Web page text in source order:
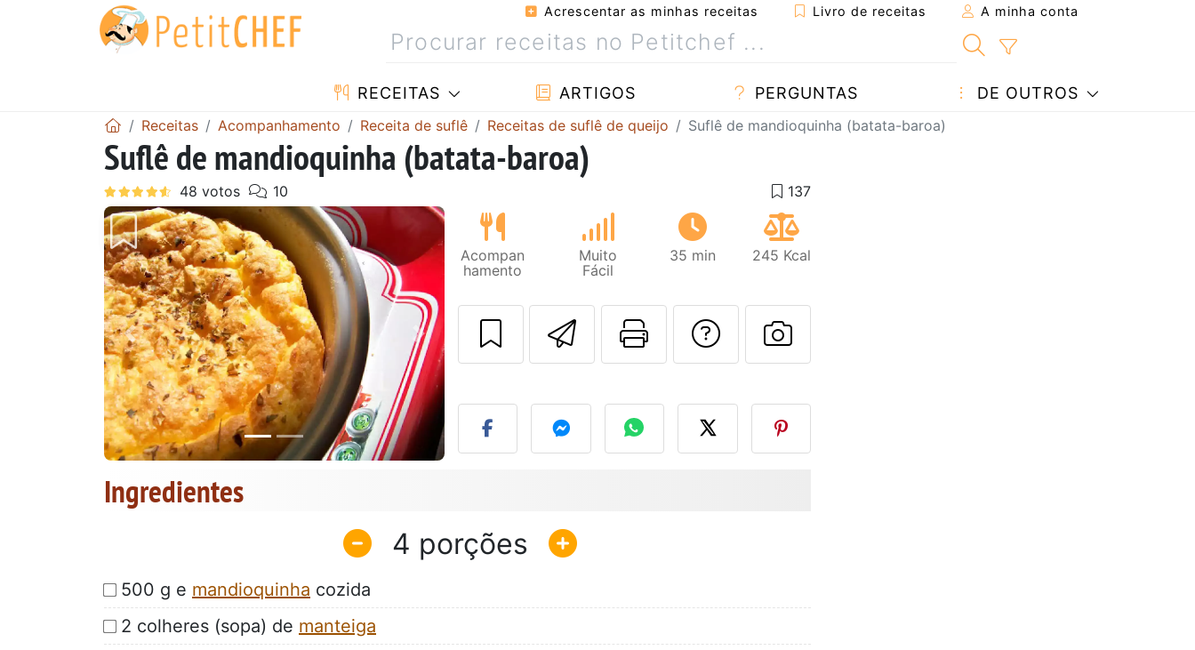
Acrescentar as minhas receitas Livro de receitas A minha conta
RECEITAS ARTIGOS PERGUNTAS DE OUTROS
Receitas Acompanhamento Receita de suflê Receitas de suflê de queijo Suflê de mandioquinha (batata-baroa)
Suflê de mandioquinha (batata-baroa)
Anterior Next
Acompan
hamento
Muito
Fácil
35 min 245 Kcal
Enviar esta receita a um amigo
Imprima esta página
Falar com o autor da receita
Fez esta receita? Compartilhe
Ingredientes
4
500 g e mandioquinha cozida
2 colheres (sopa) de manteiga